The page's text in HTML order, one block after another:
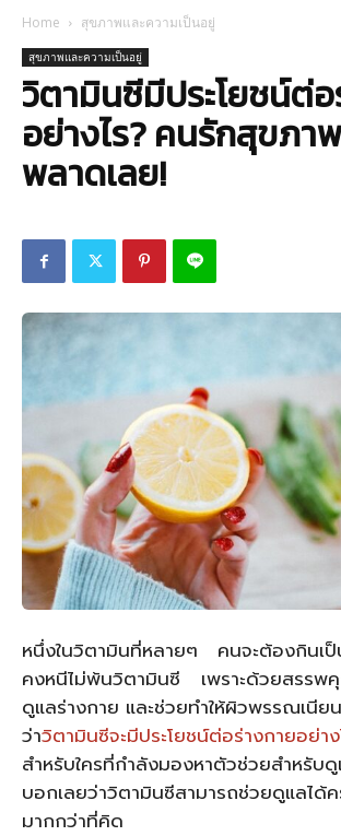
Home สุขภาพและความเป็นอยู่
สุขภาพและความเป็นอยู่
วิตามินซีมีประโยชน์ต่
อย่างไร? คนรักสุขภา
พลาดเลย!
หนึ่งในวิตามินที่หลายๆ คนจะต้องกินเป็
คงหนีไม่พ้นวิตามินซี เพราะด้วยสรรพ
ดูแลร่างกาย และช่วยทำให้ผิวพรรณเนีย
ว่าวิตามินซีจะมีประโยชน์ต่อร่างกายอย่า
สำหรับใครที่กำลังมองหาตัวช่วยสำหรั
บอกเลยว่าวิตามินซีสามารถช่วยดูแลได้
มากกว่าที่คิด